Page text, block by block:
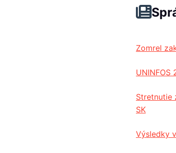
Zomrel
UNINFOS
Stretnutie
SK
Výsledky